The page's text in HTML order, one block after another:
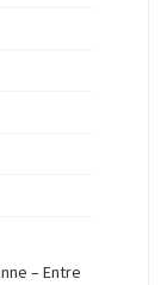
– Entre